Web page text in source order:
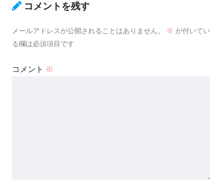
コメントを残す
メールアドレスが公開されることはありません。 ※ が付いてい
る欄は必須項目です
コメント ※